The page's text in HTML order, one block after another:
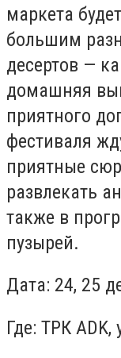
маркета
большим
десертов —
домашняя
приятного
фестиваля
приятные
развлекать
также в
пузырей.
Дата: 24, 25
Где: ТРК ADK,